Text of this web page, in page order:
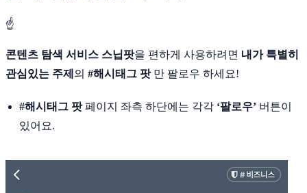
☝
콘텐츠 탐색 서비스 스닙팟을 편하게 사용하려면 내가 특별히
관심있는 주제 의 #해시태그 팟만 팔로우 하세요!
#해시태그 팟페이지 좌측 하단에는 각각 ‘팔로우’ 버튼이
있어요.